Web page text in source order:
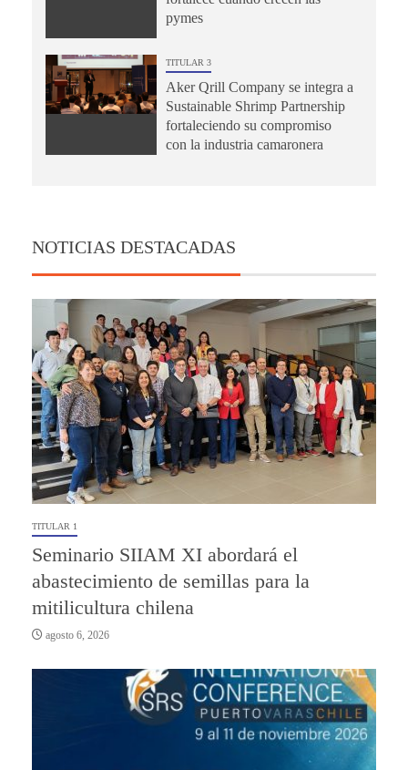
pymes
TITULAR 3
Aker Qrill Company se integra a
Sustainable Shrimp Partnership
fortaleciendo su compromiso
con la industria camaronera
NOTICIAS DESTACADAS
TITULAR 1
Seminario SIIAM XI abordará el
abastecimiento de semillas para la
mitilicultura chilena
agosto 6, 2026